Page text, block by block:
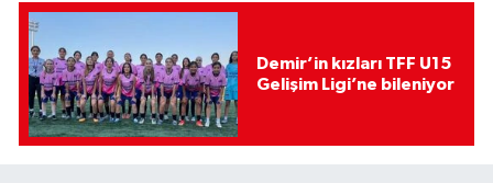
Demir’in kızları TFF U15
Gelişim Ligi’ne bileniyor